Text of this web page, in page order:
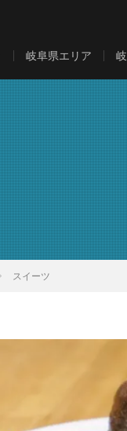
岐阜県エリア
スイーツ